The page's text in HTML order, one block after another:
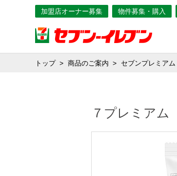
加盟店オーナー募集 物件募集・購入
トップ 商品のご案内 セブンプレミアム
７プレミ